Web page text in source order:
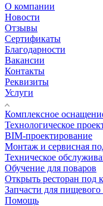
О компании
Новости
Отзывы
Сертификаты
Благодарности
Вакансии
Контакты
Реквизиты
Услуги
Комплексное
Технологическое
BIM-проектирование
Монтаж и сервисная
Техническое
Обучение для поваров
Открыть ресторан под
Запчасти для
Помощь